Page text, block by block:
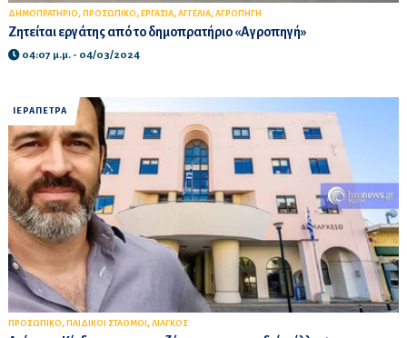
ΔΗΜΟΠΡΑΤΗΡΙΟ, ΠΡΟΣΩΠΙΚΟ, ΕΡΓΑΣΙΑ, ΑΓΓΕΛΙΑ, ΑΓΡΟΠΗΓΗ
Zητείται εργάτης από το δημοπρατήριο «Αγροπηγή»
04:07 μ.μ. - 04/03/2024
ΙΕΡΑΠΕΤΡΑ
ΠΡΟΣΩΠΙΚΟ, ΠΑΙΔΙΚΟΙ ΣΤΑΘΜΟΙ , ΛΙΑΓΚΟΣ